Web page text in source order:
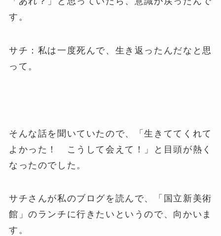
す。
サチ：私は一度死んで、生き返ったんだなと思
って。
そんな話を聞いていたので、「生きててくれて
よかった！ こうして会えて！」と目頭が熱く
なったのでした。
サチさんが私のブログを読んで、「国立新美術
館」のランチに行きたいというので、向かいま
す。